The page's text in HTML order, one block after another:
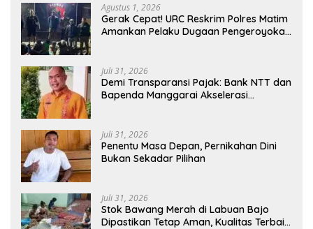
Agustus 1, 2026
Gerak Cepat! URC Reskrim Polres Matim
Amankan Pelaku Dugaan Pengeroyokan
Juli 31, 2026
​Demi Transparansi Pajak: Bank NTT dan
Bapenda Manggarai Akselerasi
Juli 31, 2026
Penentu Masa Depan, Pernikahan Dini
Bukan Sekadar Pilihan
Juli 31, 2026
Stok Bawang Merah di Labuan Bajo
Dipastikan Tetap Aman, Kualitas Terbaik